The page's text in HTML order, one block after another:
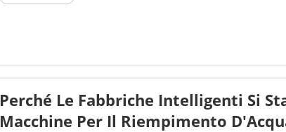
Perché Le Fabbriche Intelligenti Si
Macchine Per Il Riempimento